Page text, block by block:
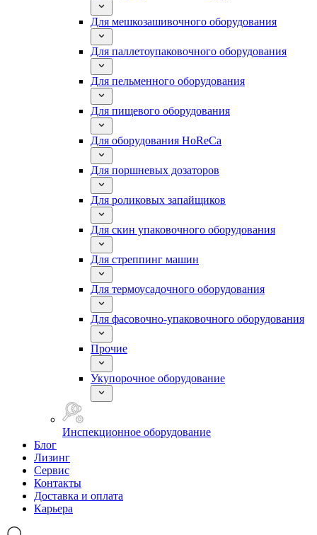
Для мешкозашивочного оборудования
Для паллетоупаковочного оборудования
Для пельменного оборудования
Для пищевого оборудования
Для оборудования HoReCa
Для поршневых дозаторов
Для роликовых запайщиков
Для скин упаковочного оборудования
Для стреппинг машин
Для термоусадочного оборудования
Для фасовочно-упаковочного оборудования
Прочие
Укупорочное оборудование
Инспекционное оборудование
Блог
Лизинг
Сервис
Контакты
Доставка и оплата
Карьера